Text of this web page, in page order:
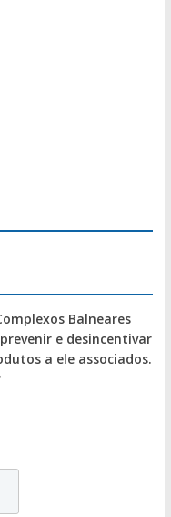
Balneares
e desincentivar
a ele associados.